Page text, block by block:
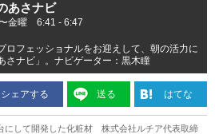
あさナビ
金曜 6:41 - 6:47
ロフェッショナルをお迎えして、朝の活力に
さナビ」。ナビゲーター：黒木瞳
シェアする 送る はてな
にして開発した化粧材 株式会社ルチア代表取締